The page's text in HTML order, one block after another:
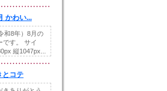
かわい...
和8年）8月の
です。 サイ
縦1047px...
とコテ